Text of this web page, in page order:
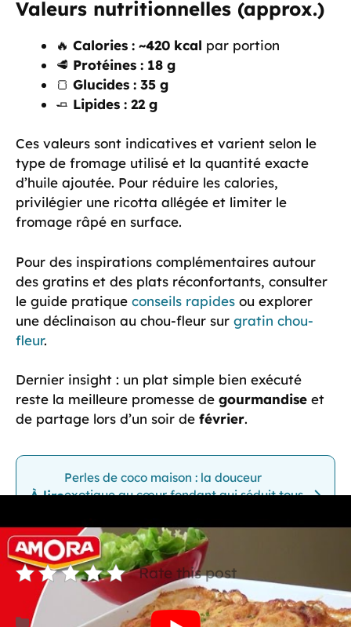
Valeurs nutritionnelles (approx.)
🔥 Calories : ~420 kcal par portion
🥩 Protéines : 18 g
🍞 Glucides : 35 g
🧈 Lipides : 22 g
Ces valeurs sont indicatives et varient selon le
type de fromage utilisé et la quantité exacte
d’huile ajoutée. Pour réduire les calories,
privilégier une ricotta allégée et limiter le
fromage râpé en surface.
Pour des inspirations complémentaires autour
des gratins et des plats réconfortants, consulter
le guide pratique conseils rapides ou explorer
une déclinaison au chou-fleur sur gratin chou-
fleur.
Dernier insight : un plat simple bien exécuté
reste la meilleure promesse de gourmandise et
de partage lors d’un soir de février.
À lire
Perles de coco maison : la douceur
exotique au cœur fondant qui séduit tous
Rate this post
Catégories
Recettes